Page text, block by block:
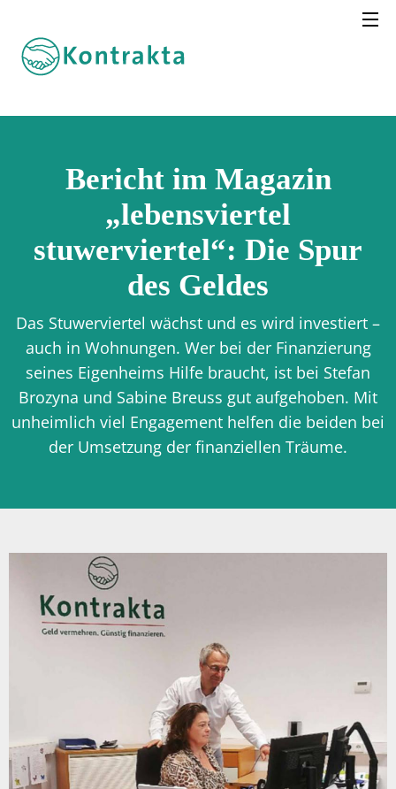
Bericht im Magazin
„lebensviertel
stuwerviertel“: Die Spur
des Geldes
Das Stuwerviertel wächst und es wird investiert –
auch in Wohnungen. Wer bei der Finanzierung
seines Eigenheims Hilfe braucht, ist bei Stefan
Brozyna und Sabine Breuss gut aufgehoben. Mit
unheimlich viel Engagement helfen die beiden bei
der Umsetzung der finanziellen Träume.